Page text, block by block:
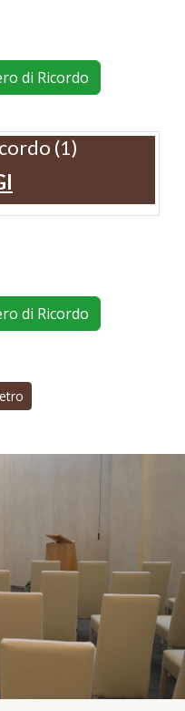
di Ricordo
(1)
di Ricordo